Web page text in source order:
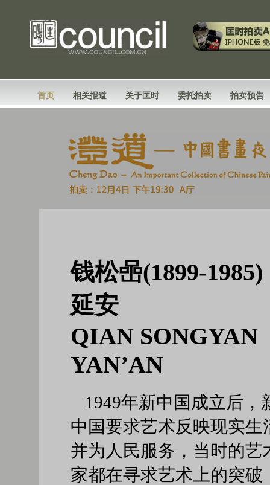
首页 相关报道 关于匡时 委托拍卖 拍卖预告
钱松喦(1899-
延安
QIAN
YAN’AN
1949年新中国成立后，
中国要求艺术反映现实生
并为人民服务，当时的艺
家都在寻求艺术上的突破